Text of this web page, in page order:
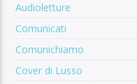
Audioletture
Comunicati
Comunichiamo
Cover di Lusso